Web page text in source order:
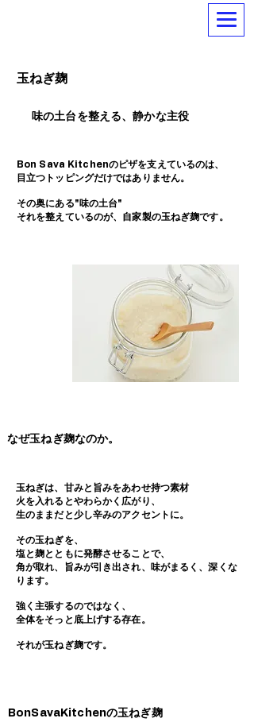
​玉ねぎ麹
味の土台を整える、静かな主役
Bon Sava Kitchenのピザを支えているのは、
​目立つトッピングだけではありません。
その奥にある"味の土台"
​それを整えているのが、自家製の玉ねぎ麹です。
なぜ玉ねぎ麹なのか。
玉ねぎは、甘みと旨みをあわせ持つ素材
火を入れるとやわらかく広がり、
生のままだと少し辛みのアクセントに。
その玉ねぎを、
塩と麹とともに発酵させることで、
​角が取れ、旨みが引き出され、味がまるく、深くな
ります。
強く主張するのではなく、
全体をそっと底上げする存在。
​それが玉ねぎ麹です。
BonSavaKitchenの玉ねぎ麹